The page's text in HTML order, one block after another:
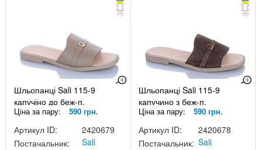
Шльопанці Sali 115-9
капучіно до беж-п.
Ціна за пару: 590 грн.
Артикул ID:
2420679
Постачальник:
Sali
Шльопанці Sali 115-9
капучино з беж-п.
Ціна за пару: 590 грн.
Артикул ID:
2420678
Постачальник: Sali